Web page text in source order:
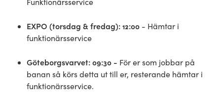
EXPO (torsdag & fredag): 12:00 - Hämtar i
funktionärsservice
Göteborgsvarvet: 09:30 - För er som jobbar på
banan så körs detta ut till er, resterande hämtar i
funktionärsservice.